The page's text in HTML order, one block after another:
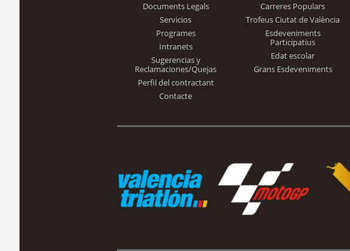
Trinidad Alfonso
Documents Legals
Servicios
Programes
Intranets
Sugerencias y
Reclamaciones/Quejas
Perfil del contractant
Contacte
Carreres Populars
Trofeus Ciutat de València
Esdeveniments
Participatius
Edat escolar
Grans Esdeveniments